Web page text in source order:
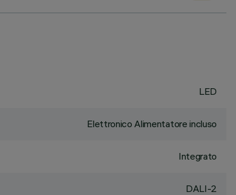
LED
Elettronico Alimentatore incluso
Integrato
DALI-2